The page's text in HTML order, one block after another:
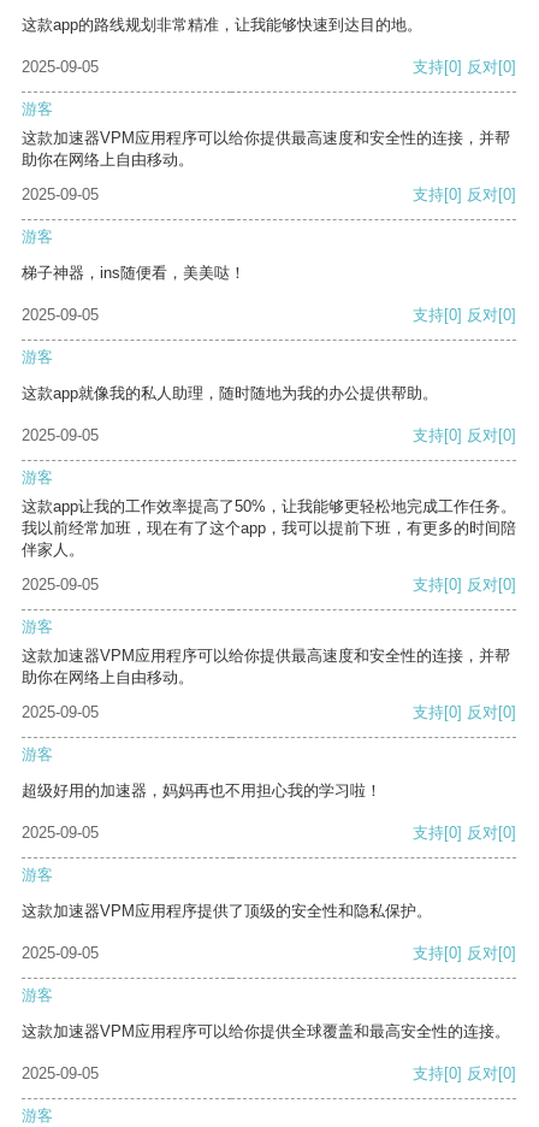
这款app的路线规划非常精准，让我能够快速到达目的地。
2025-09-05 支持[0] 反对[0]
游客
这款加速器VPM应用程序可以给你提供最高速度和安全性的连接，并帮
助你在网络上自由移动。
2025-09-05
支持[0] 反对[0]
游客
梯子神器，ins随便看，美美哒！
2025-09-05 支持[0] 反对[0]
游客
这款app就像我的私人助理，随时随地为我的办公提供帮助。
2025-09-05 支持[0] 反对[0]
游客
这款app让我的工作效率提高了50%，让我能够更轻松地完成工作任务。
我以前经常加班，现在有了这个app，我可以提前下班，有更多的时间陪
伴家人。
2025-09-05
支持[0] 反对[0]
游客
这款加速器VPM应用程序可以给你提供最高速度和安全性的连接，并帮
助你在网络上自由移动。
2025-09-05
支持[0] 反对[0]
游客
超级好用的加速器，妈妈再也不用担心我的学习啦！
2025-09-05 支持[0] 反对[0]
游客
这款加速器VPM应用程序提供了顶级的安全性和隐私保护。
2025-09-05 支持[0] 反对[0]
游客
这款加速器VPM应用程序可以给你提供全球覆盖和最高安全性的连接。
2025-09-05 支持[0] 反对[0]
游客